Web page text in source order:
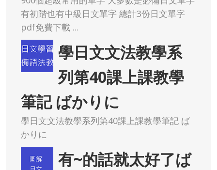
有初階也有中級日文單字 總計3份日文單字
pdf免費下載 ...
學日文文法教學系
列第40課上課教學
筆記 ばかりに
學日文文法教學系列第40課上課教學筆記 ば
かりに
有~的話就太好了ば